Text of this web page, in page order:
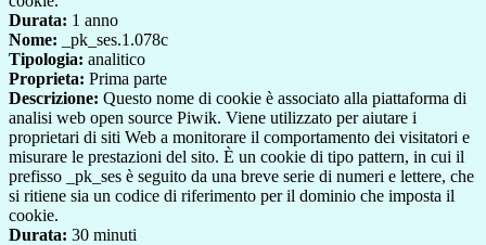
Durata: 1 anno
Nome: _pk_ses.1.078c
Tipologia: analitico
Proprieta: Prima parte
Descrizione: Questo nome di cookie è associato alla piattaforma di
analisi web open source Piwik. Viene utilizzato per aiutare i
proprietari di siti Web a monitorare il comportamento dei visitatori e
misurare le prestazioni del sito. È un cookie di tipo pattern, in cui il
prefisso _pk_ses è seguito da una breve serie di numeri e lettere, che
si ritiene sia un codice di riferimento per il dominio che imposta il
cookie.
Durata: 30 minuti